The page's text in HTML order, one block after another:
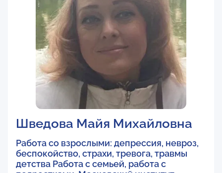
Шведова Майя Михайловна
Работа со взрослыми: депрессия, невроз,
беспокойство, страхи, тревога, травмы
детства Работа с семьей, работа с